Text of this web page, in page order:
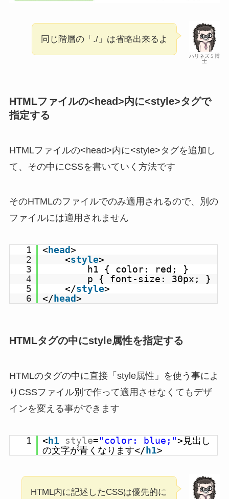
ハリネズミ博
士
同じ階層の「./」は省略出来るよ
HTMLファイルの<head>内に<style>タグで
指定する
HTMLファイルの<head>内に<style>タグを追加し
て、その中にCSSを書いていく方法です
そのHTMLのファイルでのみ適用されるので、別の
ファイルには適用されません
1 <head>
2
<style>
3
h1 { color: red; }
4
p { font-size: 30px; }
5
</style>
6
</head>
HTMLタグの中にstyle属性を指定する
HTMLのタグの中に直接「style属性」を使う事によ
りCSSファイル別で作って適用させなくてもデザ
インを変える事ができます
1 < h1 style="color: blue;">見出し
の文字が青くなります</ h1>
HTML内に記述したCSSは優先的に